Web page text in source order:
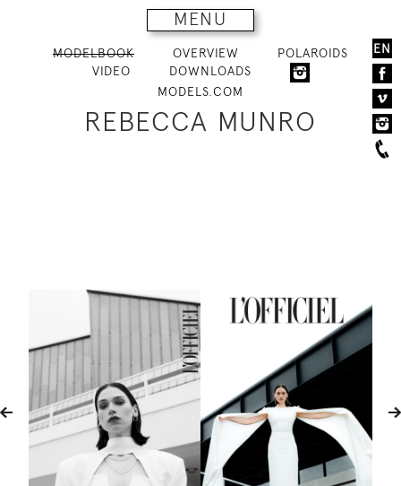
MENU
EN
MODELBOOK OVERVIEW
POLAROIDS
VIDEO
DOWNLOADS
MODELS.COM
REBECCA MUNRO